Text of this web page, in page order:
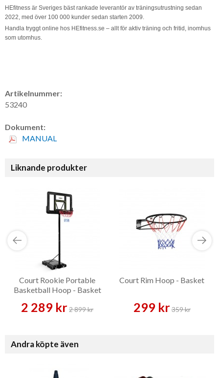
HEfitness är Sveriges bäst rankade leverantör av träningsutrustning sedan
2022, med över 100 000 kunder sedan starten 2009.
Handla tryggt online hos HEfitness.se – allt för aktiv träning och fritid, inomhus
som utomhus.
Artikelnummer:
53240
Dokument:
MANUAL
Liknande produkter
Court Rookie Portable
Basketball Hoop - Basket
2 289 kr2 899 kr
Court Rim Hoop - Basket
299 kr359 kr
Andra köpte även